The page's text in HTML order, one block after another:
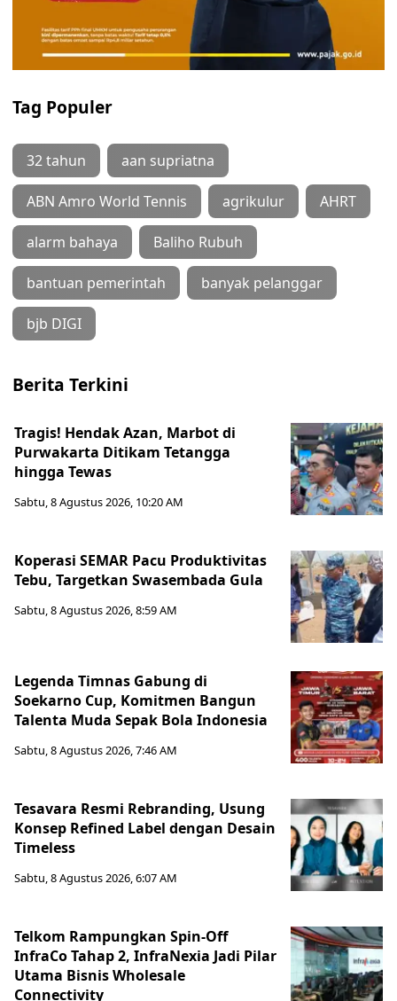
Tag Populer
32 tahun aan supriatna
ABN Amro World Tennis agrikulur AHRT
alarm bahaya Baliho Rubuh
bantuan pemerintah banyak pelanggar
bjb DIGI
Berita Terkini
Tragis! Hendak Azan, Marbot di
Purwakarta Ditikam Tetangga
hingga Tewas
Sabtu, 8 Agustus 2026, 10:20 AM
Koperasi SEMAR Pacu Produktivitas
Tebu, Targetkan Swasembada Gula
Sabtu, 8 Agustus 2026, 8:59 AM
Legenda Timnas Gabung di
Soekarno Cup, Komitmen Bangun
Talenta Muda Sepak Bola Indonesia
Sabtu, 8 Agustus 2026, 7:46 AM
Tesavara Resmi Rebranding, Usung
Konsep Refined Label dengan Desain
Timeless
Sabtu, 8 Agustus 2026, 6:07 AM
Telkom Rampungkan Spin-Off
InfraCo Tahap 2, InfraNexia Jadi Pilar
Utama Bisnis Wholesale
Connectivity